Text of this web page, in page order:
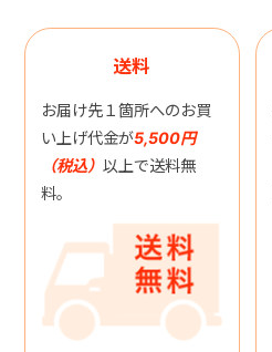
送料
お届け先１箇所へのお買
い上げ代金が5,500円
（税込） 以上で送料無
料。